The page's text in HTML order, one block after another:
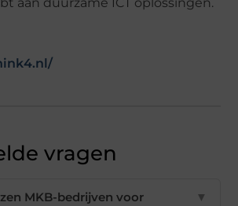
vragen
MKB-bedrijven voor
▼